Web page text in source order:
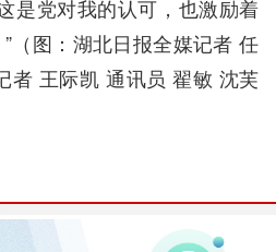
是党对我的认可，也激励着
（图：湖北日报全媒记者 任
者 王际凯 通讯员 翟敏 沈芙